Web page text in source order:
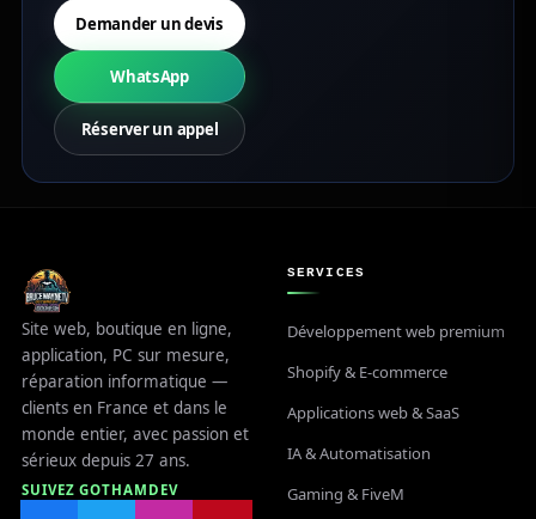
Demander un devis
WhatsApp
Réserver un appel
Site web, boutique en ligne,
application, PC sur mesure,
réparation informatique —
clients en France et dans le
monde entier, avec passion et
sérieux depuis 27 ans.
SUIVEZ GOTHAMDEV
SERVICES
Développement web premium
Shopify & E-commerce
Applications web & SaaS
IA & Automatisation
Gaming & FiveM